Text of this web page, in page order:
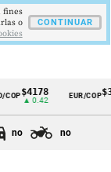
$4178
▲ 0.42
EUR/COP
no no
fines
o
CONTINUAR